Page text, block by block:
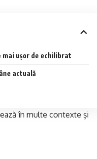
ușor de echilibrat
actuală
în multe contexte și